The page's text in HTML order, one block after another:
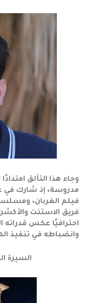
وجاء هذا التألق
مدروسة، إذ شارك في
فيلم الغربان،
فريق الاستنت
احترافيًا عكس قدراته
وانضباطه في تنفيذ
السيرة